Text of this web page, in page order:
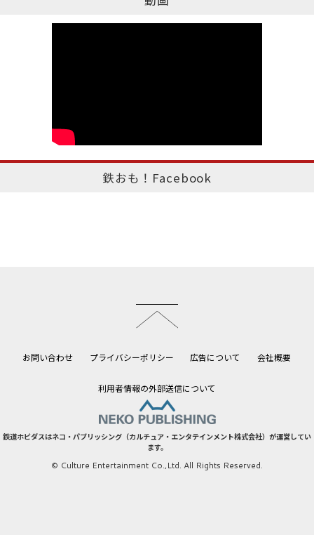
鉄おも！Facebook
お問い合わせ プライバシーポリシー 広告について 会社概要
利用者情報の外部送信について
鉄道ホビダスはネコ・パブリッシング（カルチュア・エンタテインメント株式会社）が運営してい
ます。
© Culture Entertainment Co.,Ltd. All Rights Reserved.